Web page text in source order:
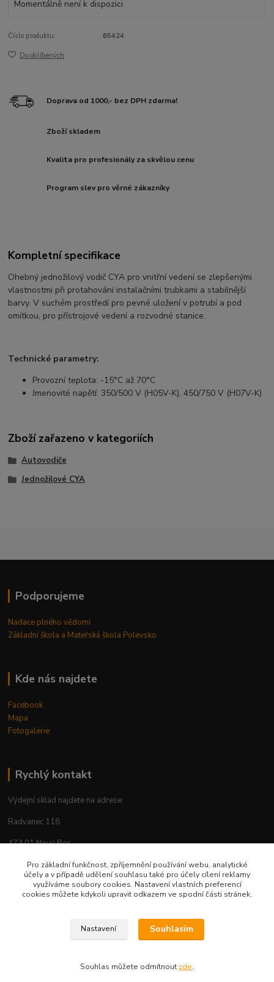
Momentálně není k dispozici
Číslo produktu: 65424
Do oblíbených
Doprava od 1000,- bez DPH zdarma!
Zboží skladem
Kvalita pro profesionály za skvělou cenu
Program slev pro věrné zákazníky
Kompletní specifikace
Ohebný jednožilový vodič CYA pro vnitřní vedení se zlepšenými
vlastnostmi při protahování instalačními trubkami a stabilnější
barvy. V suchém prostředí pro pevné uložení v potrubí a pod
omítkou, pro přístrojové vedení a rozvodné stanice.
Technické parametry:
Provozní teplota: -15°C až 70°C
Jmenovité napětí: 350/500 V (H05V-K), 450/750 V (H07V-K)
Zboží zařazeno v kategoriích
Autovodiče
Jednožilové CYA
Podporujeme
Nadace plného vědomí
Základní škola a Mateřská škola Polevsko
Kde nás najdete
Facebook
Mapa
Fotogalerie
Rychlý kontakt
Výdejní sklad najdete na adrese:
Radvanec 118
473 01 Nový Bor
tel: +420 605 283 713
Upravit sběr cookies.
© 2026 Vytvořil AP-Šafránek CZ www.ap-safranek.cz
Pro základní funkčnost, zpříjemnění používání webu, analytické
účely a v případě udělení souhlasu také pro účely cílení reklamy
využíváme soubory cookies. Nastavení vlastních preferencí
cookies můžete kdykoli upravit odkazem ve spodní části stránek.
Nastavení Souhlasím
Souhlas můžete odmítnout zde.